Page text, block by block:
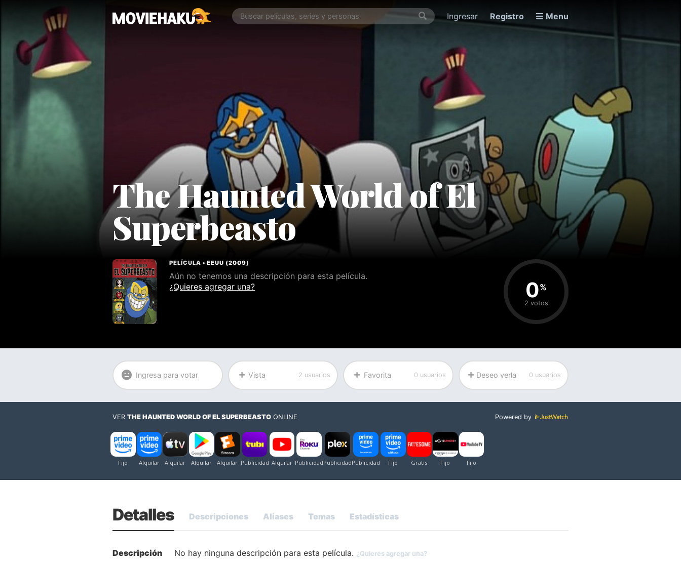
Ingresar Registro Menu
The Haunted World of El
Superbeasto
0%
2 votos
PELÍCULA •EEUU (2009)
Aún no tenemos una descripción para esta película.
¿Quieres agregar una?
Ingresa para votar Vista 2 usuarios Favorita 0 usuarios Deseo verla 0 usuarios
VER THE HAUNTED WORLD OF EL SUPERBEASTO ONLINE Powered by
Detalles Descripciones Aliases Temas Estadísticas
Descripción No hay ninguna descripción para esta película. ¿Quieres agregar una?